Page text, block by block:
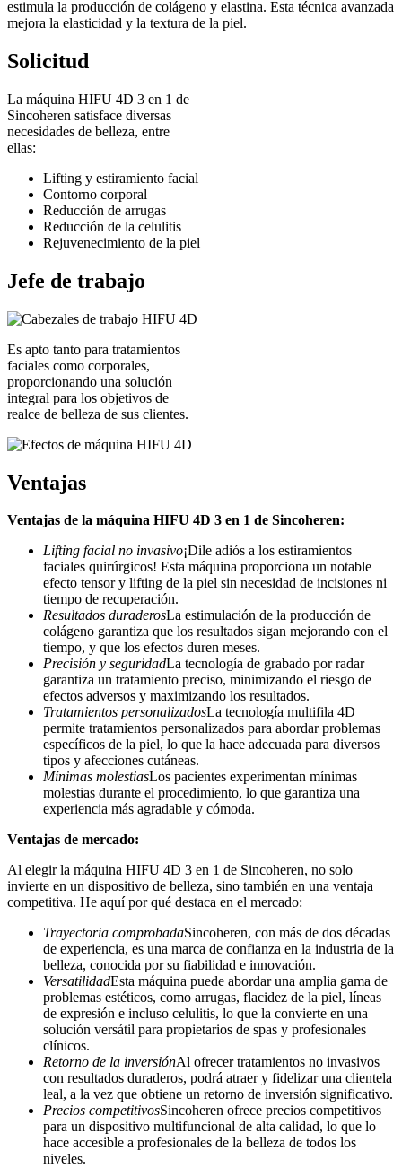
estimula la producción de colágeno y elastina. Esta técnica avanzada
mejora la elasticidad y la textura de la piel.
Solicitud
La máquina HIFU 4D 3 en 1 de
Sincoheren satisface diversas
necesidades de belleza, entre
ellas:
Lifting y estiramiento facial
Contorno corporal
Reducción de arrugas
Reducción de la celulitis
Rejuvenecimiento de la piel
Jefe de trabajo
Es apto tanto para tratamientos
faciales como corporales,
proporcionando una solución
integral para los objetivos de
realce de belleza de sus clientes.
Ventajas
Ventajas de la máquina HIFU 4D 3 en 1 de Sincoheren:
Lifting facial no invasivo¡Dile adiós a los estiramientos
faciales quirúrgicos! Esta máquina proporciona un notable
efecto tensor y lifting de la piel sin necesidad de incisiones ni
tiempo de recuperación.
Resultados duraderosLa estimulación de la producción de
colágeno garantiza que los resultados sigan mejorando con el
tiempo, y que los efectos duren meses.
Precisión y seguridadLa tecnología de grabado por radar
garantiza un tratamiento preciso, minimizando el riesgo de
efectos adversos y maximizando los resultados.
Tratamientos personalizadosLa tecnología multifila 4D
permite tratamientos personalizados para abordar problemas
específicos de la piel, lo que la hace adecuada para diversos
tipos y afecciones cutáneas.
Mínimas molestiasLos pacientes experimentan mínimas
molestias durante el procedimiento, lo que garantiza una
experiencia más agradable y cómoda.
Ventajas de mercado:
Al elegir la máquina HIFU 4D 3 en 1 de Sincoheren, no solo
invierte en un dispositivo de belleza, sino también en una ventaja
competitiva. He aquí por qué destaca en el mercado:
Trayectoria comprobadaSincoheren, con más de dos décadas
de experiencia, es una marca de confianza en la industria de la
belleza, conocida por su fiabilidad e innovación.
VersatilidadEsta máquina puede abordar una amplia gama de
problemas estéticos, como arrugas, flacidez de la piel, líneas
de expresión e incluso celulitis, lo que la convierte en una
solución versátil para propietarios de spas y profesionales
clínicos.
Retorno de la inversiónAl ofrecer tratamientos no invasivos
con resultados duraderos, podrá atraer y fidelizar una clientela
leal, a la vez que obtiene un retorno de inversión significativo.
Precios competitivosSincoheren ofrece precios competitivos
para un dispositivo multifuncional de alta calidad, lo que lo
hace accesible a profesionales de la belleza de todos los
niveles.